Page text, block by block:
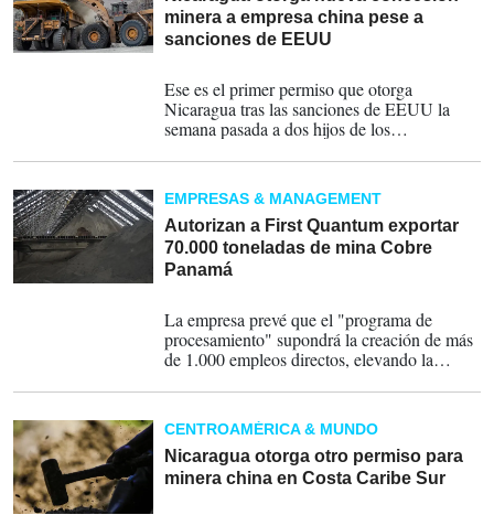
minera a empresa china pese a
sanciones de EEUU
Ese es el primer permiso que otorga
Nicaragua tras las sanciones de EEUU la
semana pasada a dos hijos de los
Rosario Murillo, un viceministro, otros cuatro
individuos, y a siete empresas mineras.
EMPRESAS & MANAGEMENT
Autorizan a First Quantum exportar
70.000 toneladas de mina Cobre
Panamá
La empresa prevé que el "programa de
procesamiento" supondrá la creación de más
de 1.000 empleos directos, elevando la
contrataciones en áreas como mantenimiento,
procesamiento, gestión ambiental y logística.
CENTROAMÉRICA & MUNDO
Nicaragua otorga otro permiso para
minera china en Costa Caribe Sur